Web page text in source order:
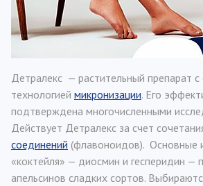
Детралекс — растительный препарат с
технологией микронизации. Его
подтверждена многочисленными
Действует Детралекс за счет
соединений (флавоноидов). Основные
«коктейля» — диосмин и гесперидин —
апельсинов сладких сортов.